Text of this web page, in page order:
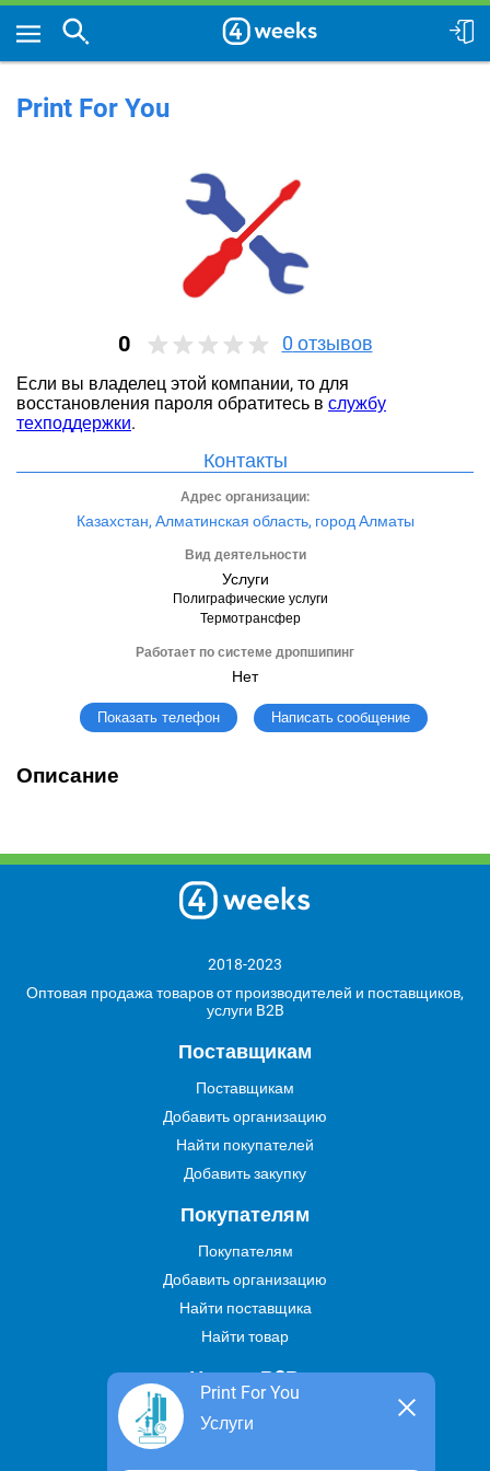
Print For You
0 0 отзывов
Если вы владелец этой компании, то для
восстановления пароля обратитесь в службу
техподдержки.
Контакты
Адрес организации:
Казахстан, Алматинская область, город Алматы
Вид деятельности
Услуги
Полиграфические услуги
Термотрансфер
Работает по системе дропшипинг
Нет
Показать телефон Написать сообщение
Описание
Print For You
Услуги
2018-2023
Оптовая продажа товаров от производителей и поставщиков,
услуги B2B
Поставщикам
Поставщикам
Добавить организацию
Найти покупателей
Добавить закупку
Покупателям
Покупателям
Добавить организацию
Найти поставщика
Найти товар
Услуги В2В
Найти услугу
Предложить свою услугу